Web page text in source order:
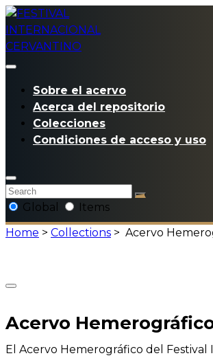
Sobre el acervo
Acerca del repositorio
Colecciones
Condiciones de acceso y uso
Global
Items
Home > Collections > Acervo
Acervo
El Acervo Hemerográfico del Festival